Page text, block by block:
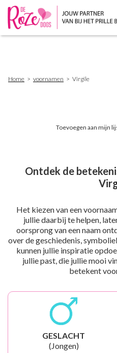
Home voornamen Virgile
Toevoegen aan mijn
Ontdek de
Het kiezen van een
jullie daarbij te helpen,
oorsprong van een naam
over de geschiedenis,
kunnen jullie inspiratie
jullie past, die jullie mooi
betekent
GESLACHT
(Jongen)